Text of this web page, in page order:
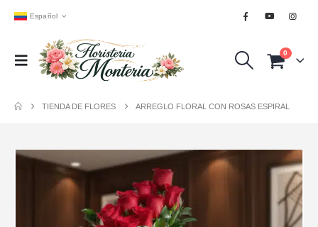
Español
0
TIENDA DE FLORES ARREGLO FLORAL CON ROSAS ESPIRAL